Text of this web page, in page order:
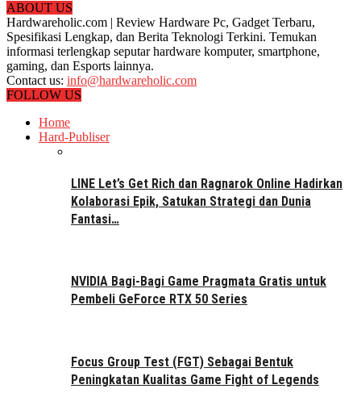
ABOUT US
Hardwareholic.com | Review Hardware Pc, Gadget Terbaru,
Spesifikasi Lengkap, dan Berita Teknologi Terkini. Temukan
informasi terlengkap seputar hardware komputer, smartphone,
gaming, dan Esports lainnya.
Contact us: info@hardwareholic.com
FOLLOW US
Home
Hard-Publiser
LINE Let’s Get Rich dan Ragnarok Online Hadirkan
Kolaborasi Epik, Satukan Strategi dan Dunia
Fantasi…
NVIDIA Bagi-Bagi Game Pragmata Gratis untuk
Pembeli GeForce RTX 50 Series
Focus Group Test (FGT) Sebagai Bentuk
Peningkatan Kualitas Game Fight of Legends